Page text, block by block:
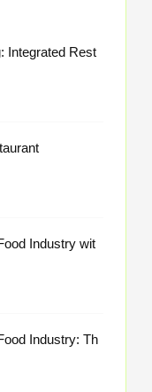
Integrated Rest
Industry wit
Industry: Th